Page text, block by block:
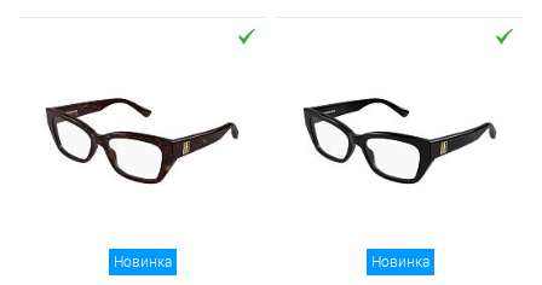
Новинка Новинка